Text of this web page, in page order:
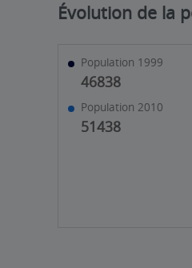
Évolution de la
Population 1999
46838
Population 2010
51438